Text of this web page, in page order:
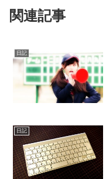
関連記事
日記
日記